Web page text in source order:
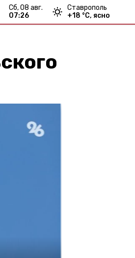
сб, 08 авг.
07:26
Ставрополь
+18 °С, ясно